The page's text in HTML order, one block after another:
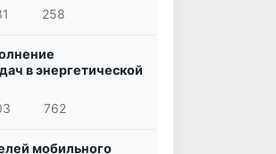
258
в энергетической
762
мобильного